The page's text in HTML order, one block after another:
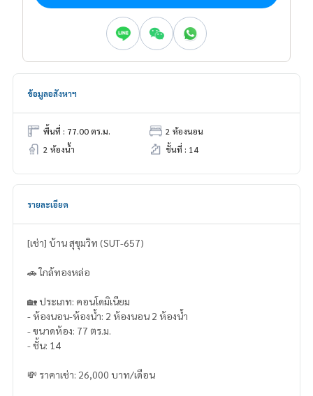
ข้อมูลอสังหาฯ
พื้นที่ : 77.00 ตร.ม.
2 ห้องนอน
2 ห้องน้ำ
ชั้นที่ : 14
รายละเอียด
[เช่า] บ้าน สุขุมวิท (SUT-657)
🚗 ใกล้ทองหล่อ
🏡 ประเภท: คอนโดมิเนียม
- ห้องนอน-ห้องน้ำ: 2 ห้องนอน 2 ห้องน้ำ
- ขนาดห้อง: 77 ตร.ม.
- ชั้น: 14
💸 ราคาเช่า: 26,000 บาท/เดือน